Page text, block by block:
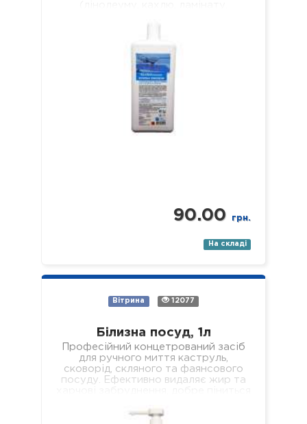
90.00 грн.
На складі
Вітрина 12077
Білизна посуд, 1л
Професійний концетрований засіб
для ручного миття каструль,
сковорід, скляного та фаянсового
посуду. Ефективно видаляє жир та
мильної…